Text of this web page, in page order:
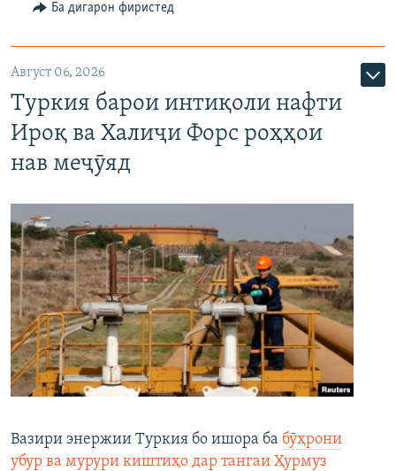
Ба дигарон фиристед
Август 06, 2026
Туркия барои интиқоли нафти
Ироқ ва Халиҷи Форс роҳҳои
нав меҷӯяд
Вазири энержии Туркия бо ишора ба бӯҳрони
убур ва мурури киштиҳо дар тангаи Ҳурмуз